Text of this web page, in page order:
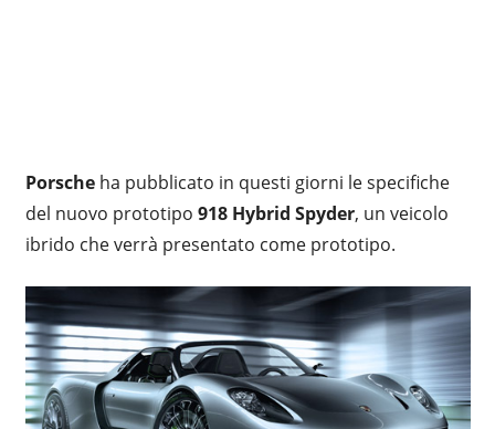
Porsche ha pubblicato in questi giorni le specifiche
del nuovo prototipo 918 Hybrid Spyder, un veicolo
ibrido che verrà presentato come prototipo.